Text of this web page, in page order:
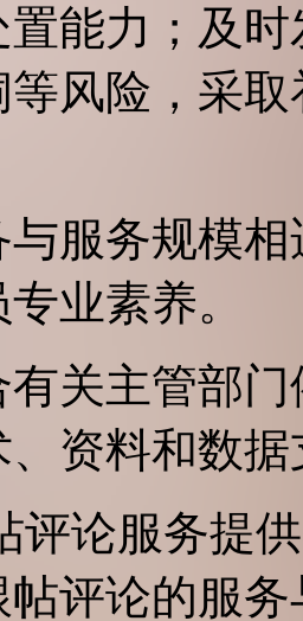
能力；及
风险，采
与服务规模
业素养。
有关主管部
、资料和数
评论服务提
评论的服